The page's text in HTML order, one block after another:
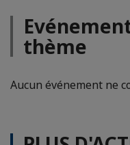
thème
Aucun événement ne